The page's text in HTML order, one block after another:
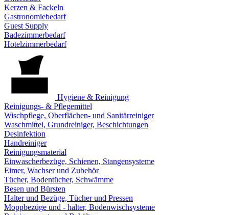
Kerzen & Fackeln
Gastronomiebedarf
Guest Supply
Badezimmerbedarf
Hotelzimmerbedarf
Hygiene & Reinigung
Reinigungs- & Pflegemittel
Wischpflege, Oberflächen- und Sanitärreiniger
Waschmittel, Grundreiniger, Beschichtungen
Desinfektion
Handreiniger
Reinigungsmaterial
Einwascherbezüge, Schienen, Stangensysteme
Eimer, Wachser und Zubehör
Tücher, Bodentücher, Schwämme
Besen und Bürsten
Halter und Bezüge, Tücher und Pressen
Moppbezüge und - halter, Bodenwischsysteme